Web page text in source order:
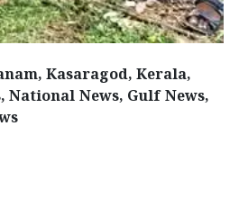
Kasaragod, Kerala,
News, Gulf News,